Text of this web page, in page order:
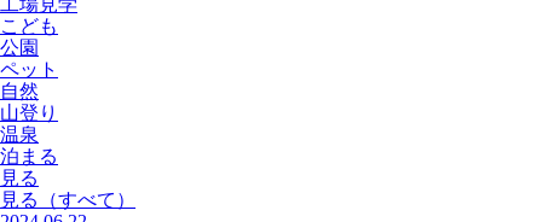
工場見学
こども
公園
ペット
自然
山登り
温泉
泊まる
見る
見る
（すべて）